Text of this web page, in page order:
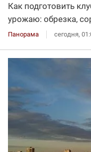
Как подготовить
урожаю: обрезка,
Панорама сегодня,